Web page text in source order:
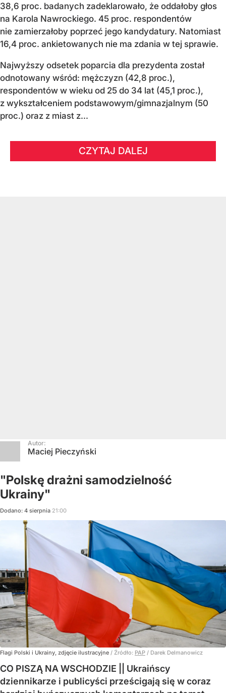
38,6 proc. badanych zadeklarowało, że oddałoby głos
na Karola Nawrockiego. 45 proc. respondentów
nie zamierzałoby poprzeć jego kandydatury. Natomiast
16,4 proc. ankietowanych nie ma zdania w tej sprawie.
Najwyższy odsetek poparcia dla prezydenta został
odnotowany wśród: mężczyzn (42,8 proc.),
respondentów w wieku od 25 do 34 lat (45,1 proc.),
z wykształceniem podstawowym/gimnazjalnym (50
proc.) oraz z miast z...
CZYTAJ DALEJ
Autor:
Maciej Pieczyński
"Polskę drażni samodzielność
Ukrainy"
Dodano: 4 sierpnia 21:00
Flagi Polski i Ukrainy, zdjęcie ilustracyjne / Źródło: PAP / Darek Delmanowicz
CO PISZĄ NA WSCHODZIE || Ukraińscy
dziennikarze i publicyści prześcigają się w coraz